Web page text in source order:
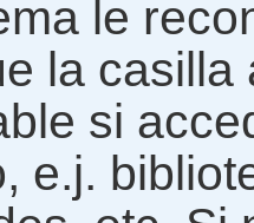
le
la casilla
si
e.j.